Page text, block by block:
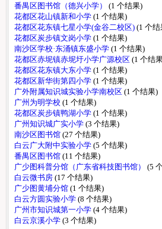
番禺区图书馆（德兴小学） (1 个结果)
花都区花山镇新和小学 (1 个结果)
花都区花东镇七星小学(金谷二校区) (1 个结
花都区炭步镇文岗小学 (1 个结果)
南沙区学校·东涌镇东盛小学 (1 个结果)
花都区赤坭镇赤坭圩小学广源校区 (1 个结
花都区花东镇大东小学 (1 个结果)
花都区新华街第四小学 (1 个结果)
广外附属知识城实验小学南校区 (1 个结果)
广州为明学校 (1 个结果)
花都区炭步镇鸭湖小学 (1 个结果)
广州知识城广实小学 (3 个结果)
南沙区图书馆 (27 个结果)
白云广大附中实验小学 (5 个结果)
番禺区图书馆 (11 个结果)
广少图科普分馆（广东省科技图书馆） (5
白云微书房 (17 个结果)
广少图黄埔分馆 (1 个结果)
白云方圆实验小学 (8 个结果)
广州市知识城第一小学 (4 个结果)
白云京溪小学 (3 个结果)